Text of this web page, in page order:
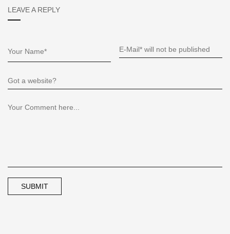
LEAVE A REPLY